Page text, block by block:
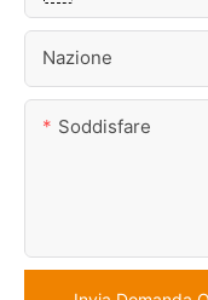
Nazione
Soddisfare